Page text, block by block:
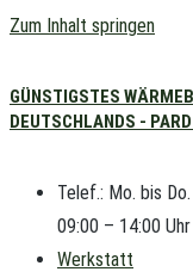
Zum Inhalt springen
GÜNSTIGSTES
DEUTSCHLANDS -
Telef.: Mo. bis
09:00 – 14:00 Uhr
Werkstatt